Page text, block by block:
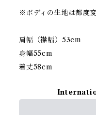
※ボディの生地は都度
肩幅（襟幅）53cm
身幅55cm
着丈58cm